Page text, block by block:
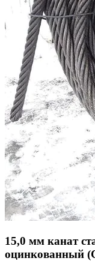
15,0 мм канат
оцинкованный